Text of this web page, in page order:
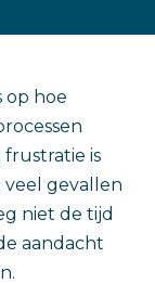
op hoe
frustratie is
gevallen
niet de tijd
aandacht